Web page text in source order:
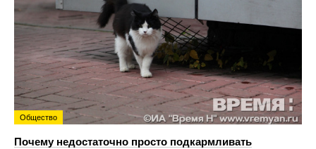
Общество
Почему недостаточно просто подкармливать